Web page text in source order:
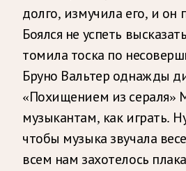
долго, измучила его, и он
Боялся не успеть
томила тоска по
Бруно Вальтер однажды
«Похищением из сераля»
музыкантам, как играть.
чтобы музыка звучала
всем нам захотелось